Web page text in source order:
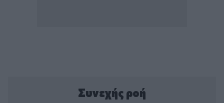
Συνεχής ροή